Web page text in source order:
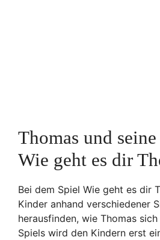
Thomas und
Wie geht es dir
Bei dem Spiel Wie geht es dir
Kinder anhand verschiedener
herausfinden, wie Thomas
Spiels wird den Kindern erst